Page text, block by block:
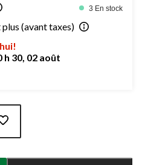
3 En stock
(avant taxes)
h 30, 02 août